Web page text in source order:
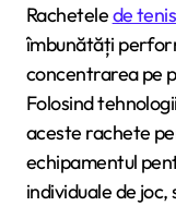
Rachetelede tenis
îmbunătăți
concentrarea pe
Folosind
aceste rachete
echipamentul
individuale de